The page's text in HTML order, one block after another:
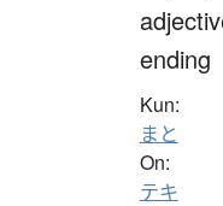
ending
Kun:
まと
On:
テキ